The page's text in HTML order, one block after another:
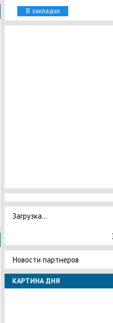
В закладки
Загрузка...
Новости партнеров
КАРТИНА ДНЯ